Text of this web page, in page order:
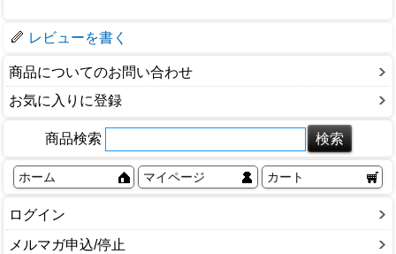
レビューを書く
商品についてのお問い合わせ
お気に入りに登録
商品検索
ホーム マイページ カート
ログイン
メルマガ申込/停止